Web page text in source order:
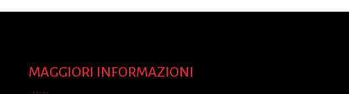
MAGGIORI INFORMAZIONI